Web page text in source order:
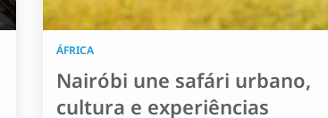
ÁFRICA
Nairóbi une safári urbano,
cultura e experiências